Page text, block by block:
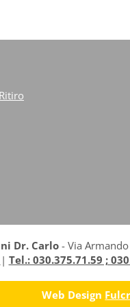
Dr. Carlo- Via Armando
| Tel.: 030.375.71.59 ;
Web Design